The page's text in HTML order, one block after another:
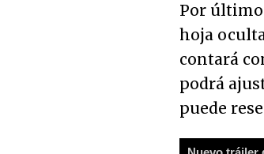
Por
hoja
contará
podrá
puede